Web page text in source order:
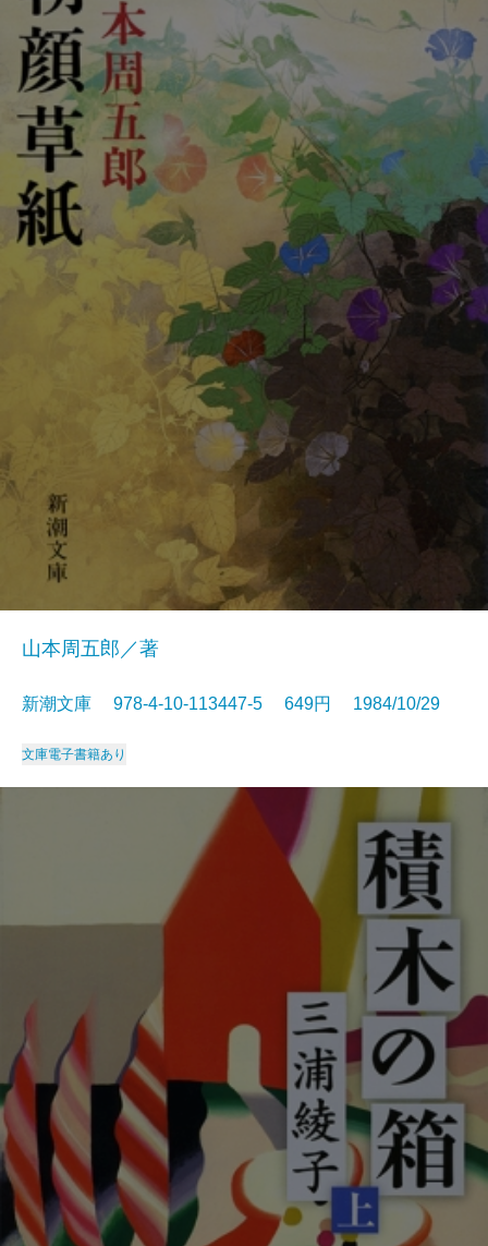
山本周五郎／著
新潮文庫 978-4-10-113447-5 649円 1984/10/29
文庫電子書籍あり